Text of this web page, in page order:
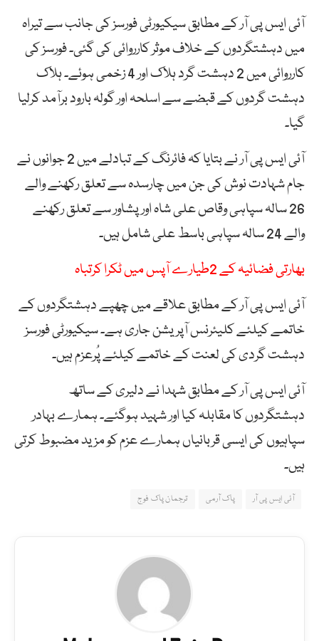
آئی ایس پی آر کے مطابق سیکیورٹی فورسز کی جانب سے تیراہ
میں دہشتگردوں کے خلاف موثر کارروائی کی گئی۔ فورسز کی
کارروائی میں 2 دہشت گرد ہلاک اور 4 زخمی ہوئے۔ ہلاک
دہشت گردوں کے قبضے سے اسلحہ اور گولہ بارود برآمد کرلیا
گیا۔
آئی ایس پی آر نے بتایا کہ فائرنگ کے تبادلے میں 2 جوانوں نے
جام شہادت نوش کی جن میں چارسدہ سے تعلق رکھنے والے
26 سالہ سپاہی وقاص علی شاہ اور پشاور سے تعلق رکھنے
والے 24 سالہ سپاہی باسط علی شامل ہیں۔
بھارتی فضائیہ کے 2طیارے آپس میں ٹکرا کرتباہ
آئی ایس پی آر کے مطابق علاقے میں چھپے دہشتگردوں کے
خاتمے کیلئے کلیئرنس آپریشن جاری ہے۔ سیکیورٹی فورسز
دہشت گردی کی لعنت کے خاتمے کیلئے پُرعزم ہیں۔
آئی ایس پی آر کے مطابق شہدا نے دلیری کے ساتھ
دہشتگردوں کا مقابلہ کیا اور شہید ہوگئے۔ ہمارے بہادر
سپاہیوں کی ایسی قربانیاں ہمارے عزم کو مزید مضبوط کرتی
ہیں۔
آئی ایس پی آر پاک آرمی ترجمان پاک فوج